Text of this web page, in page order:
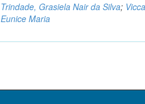
Trindade, Grasiela Nair da Silva;
Eunice Maria